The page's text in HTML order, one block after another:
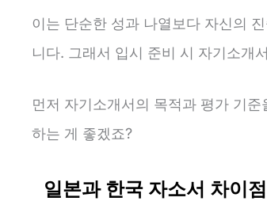
이는 단순한 성과 나열보다 자신의
니다. 그래서 입시 준비 시 자기소개
먼저 자기소개서의 목적과 평가 기
하는 게 좋겠죠?
일본과 한국 자소서 차이